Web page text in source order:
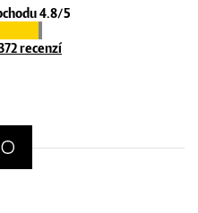
4.8/5
recenzí